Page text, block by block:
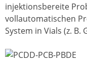
injektionsbereite
vollautomatischen
System in Vials (z. B.